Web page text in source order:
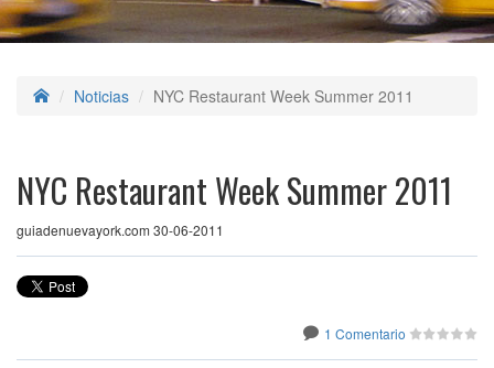
Noticias NYC Restaurant Week Summer 2011
NYC Restaurant Week Summer 2011
guiadenuevayork.com 30-06-2011
1 Comentario